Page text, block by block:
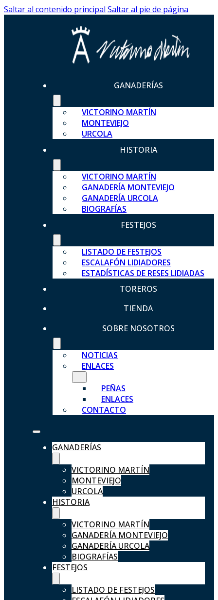
Saltar al contenido principal Saltar al pie de página
GANADERÍAS
VICTORINO MARTÍN
MONTEVIEJO
URCOLA
HISTORIA
VICTORINO MARTÍN
GANADERÍA MONTEVIEJO
GANADERÍA URCOLA
BIOGRAFÍAS
FESTEJOS
LISTADO DE FESTEJOS
ESCALAFÓN LIDIADORES
ESTADÍSTICAS DE RESES LIDIADAS
TOREROS
TIENDA
SOBRE NOSOTROS
NOTICIAS
ENLACES
PEÑAS
ENLACES
CONTACTO
GANADERÍAS
VICTORINO MARTÍN
MONTEVIEJO
URCOLA
HISTORIA
VICTORINO MARTÍN
GANADERÍA MONTEVIEJO
GANADERÍA URCOLA
BIOGRAFÍAS
FESTEJOS
LISTADO DE FESTEJOS